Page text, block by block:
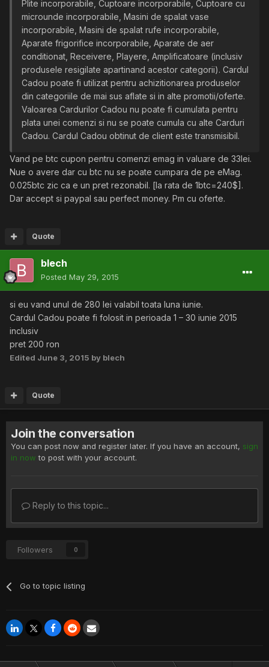
Plite incorporabile, Cuptoare incorporabile, Cuptoare cu
microunde incorporabile, Masini de spalat vase
incorporabile, Masini de spalat rufe incorporabile,
Aparate frigorifice incorporabile, Aparate de aer
conditionat, Receivere, Playere, Amplificatoare (inclusiv
produsele resigilate apartinand acestor categorii). Cardul
Cadou poate fi utilizat pentru achizitionarea produselor
din categoriile de mai sus aflate si in alte promotii/oferte.
Valoarea Cardurilor Cadou nu poate fi cumulata pentru
plata unei comenzi si nu se poate cumula cu alte Carduri
Cadou. Cardul Cadou obtinut de client este transmisibil.
Vand pe btc cupon pentru comenzi emag in valuare de 33lei.
Nue o avere dar cu btc nu se poate cumpara de pe eMag.
0.025btc zic ca e un pret rezonabil. [la rata de 1btc=240$].
Dar accept si paypal sau perfect money. Pm cu oferte.
Quote
blech
Posted May 29, 2015
si eu vand unul de 280 lei valabil toata luna iunie.
Cardul Cadou poate fi folosit in perioada 1 – 30 iunie 2015
inclusiv
pret 200 ron
Edited June 3, 2015 by blech
Quote
Join the conversation
You can post now and register later. If you have an account, sign
in now to post with your account.
Reply to this topic...
Followers 0
Go to topic listing